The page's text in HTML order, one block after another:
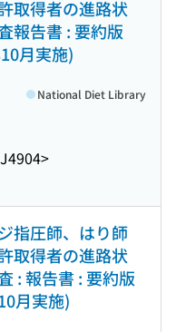
取得者の進路状
報告書 : 要約版
月実施)
National Diet Library
指圧師、はり師
取得者の進路状
: 報告書 : 要約版
月実施)